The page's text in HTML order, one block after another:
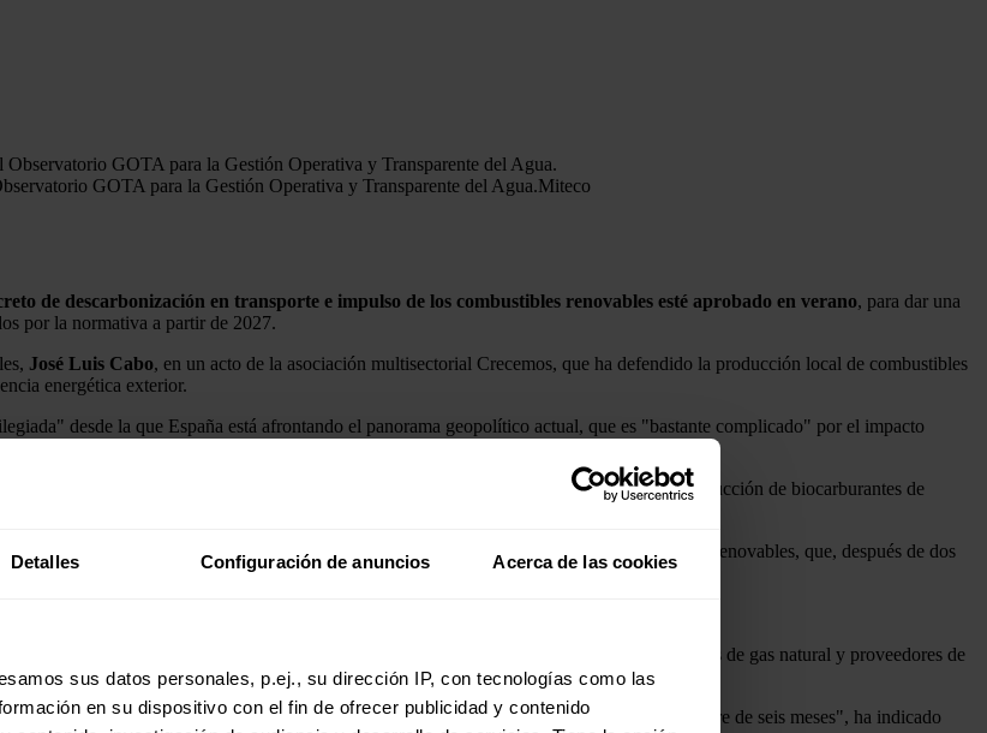
Detalles Configuración de anuncios Acerca de las cookies
sus datos personales, p.ej., su dirección IP, con tecnologías como las
en su dispositivo con el fin de ofrecer publicidad y contenido
GOTA para la Gestión Operativa y Transparente del Agua.Miteco
de descarbonización en transporte e impulso de los combustibles renovables esté aprobado en verano, para dar una
por la normativa a partir de 2027.
José Luis Cabo, en un acto de la asociación multisectorial Crecemos, que ha defendido la producción local de combustibles
energética exterior.
desde la que España está afrontando el panorama geopolítico actual, que es "bastante complicado" por el impacto
mundial.
es de los mejores de toda Europa" y que ahora también está apostando por potenciar la producción de biocarburantes de
real decreto de descarbonización en el sector del transporte e impulso de los combustibles renovables, que, después de dos
ministerios.
visibilidad a los inversores, y amplía la lista de sujetos obligados.
de contratos de suministro de gasóleo B, los operadores petrolíferos y comercializadores de gas natural y proveedores de
esté aprobado "para el verano", con el objetivo de poder ofrecer "al menos, esa certidumbre de seis meses", ha indicado